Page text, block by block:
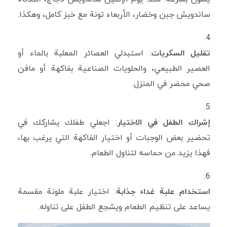
ساندويش جبن وخضار، الأربعاء تونة مع خبز كامل، وهكذا.
تقليل السكريات: استبدلي العصائر المعلبة بالماء أو
العصير الطبيعي، والحلويات الصناعية بفاكهة أو مافن
صحي محضر في المنزل.
إشراك الطفل في الاختيار: اجعلي طفلك يشاركك في
تحضير بعض الوجبات أو اختيار الفاكهة التي يرغب بها،
فهذا يزيد من حماسه لتناول الطعام.
استخدام علبة غداء جذابة: اختيار علبة ملونة مقسمة
يساعد على تنظيم الطعام ويشجع الطفل على تناوله.